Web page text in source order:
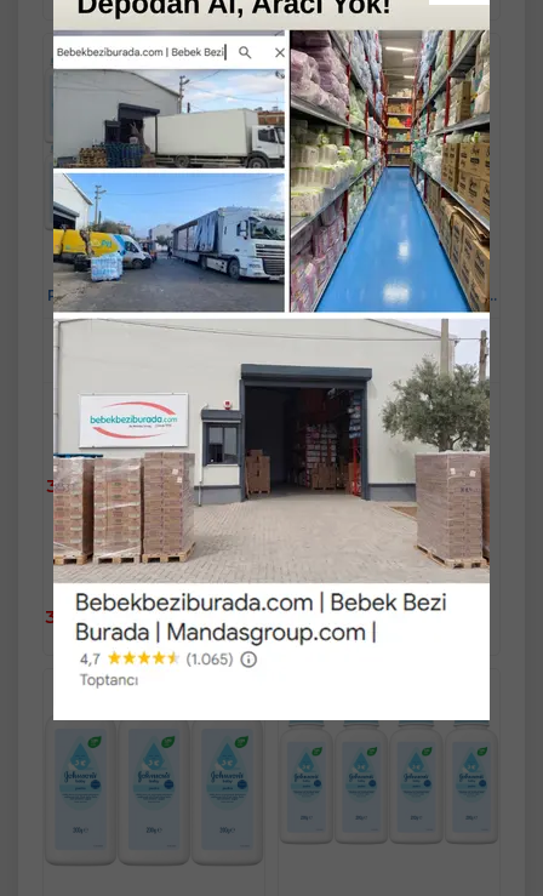
Johnsons Baby Bebek
Pudrası 200GR Klasik (%99
Doğal) (12 Li Set)
Mandaş Group Güvencesi ve
Stok Miktarı : 10+ ADET
Ücretsiz Kargo
3.212,90 TL
Fast/Eft %5
indirimli
3.212,90 TL
%5
3.052,26 TL
Sepete
Ekle
Johnsons Baby Bebek
Pudrası 200GR Klasik (%99
Doğal) (2 Li Set)
Mandaş Group Güvencesi ve
Kalitesiyle...!
Stok Miktarı : 10+ ADET
Ücretsiz Kargo
596,90 TL
indirimli
596,90 TL
%5
567,06 TL
Sepete